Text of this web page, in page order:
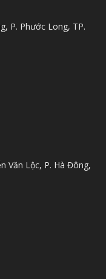
P. Phước Long, TP.
Văn Lộc, P. Hà Đông,